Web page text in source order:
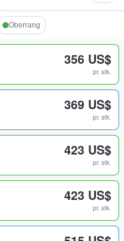
Oberrang
356 US$
pr. stk.
369 US$
pr. stk.
423 US$
pr. stk.
423 US$
pr. stk.